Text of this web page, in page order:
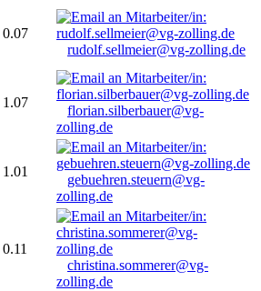
0.07
rudolf.sellmeier@vg-zolling.de
1.07
florian.silberbauer@vg-
zolling.de
1.01
gebuehren.steuern@vg-
zolling.de
0.11
christina.sommerer@vg-
zolling.de